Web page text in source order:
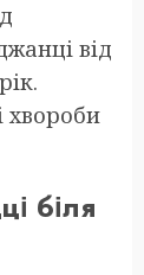
від
хвороби
біля